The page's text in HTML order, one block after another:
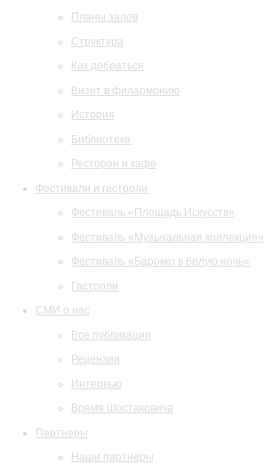
Планы залов
Структура
Как добраться
Визит в филармонию
История
Библиотека
Ресторан и кафе
Фестивали и гастроли
Фестиваль «Площадь Искусств»
Фестиваль «Музыкальная коллекция»
Фестиваль «Барокко в белую ночь»
Гастроли
СМИ о нас
Все публикации
Рецензии
Интервью
Время Шостаковича
Партнеры
Наши партнеры